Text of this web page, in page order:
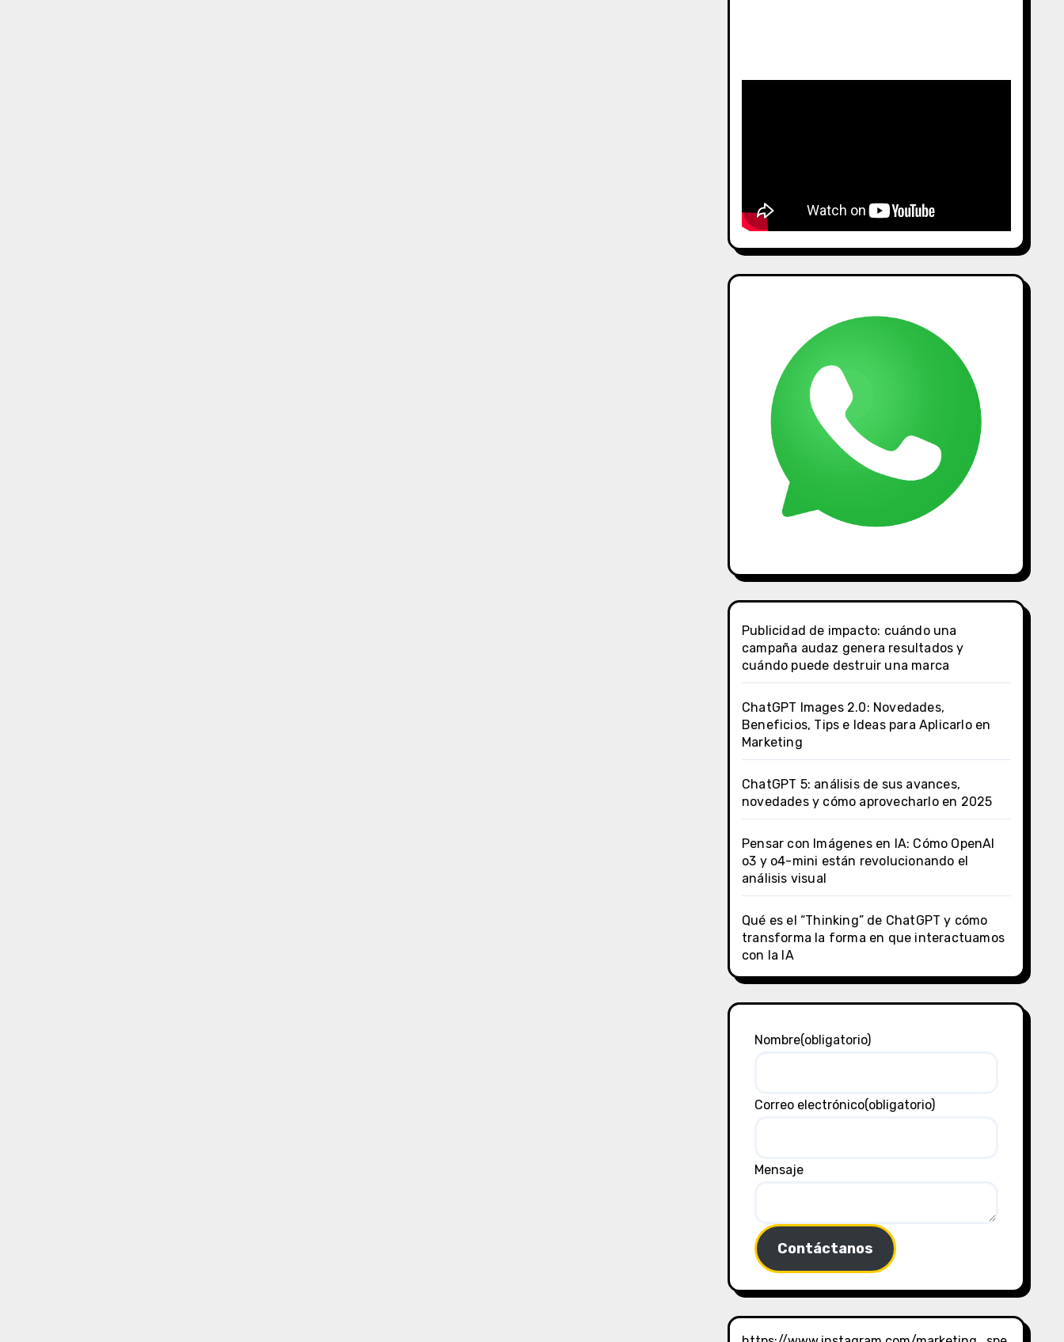
Publicidad de impacto: cuándo una
campaña audaz genera resultados y
cuándo puede destruir una marca
ChatGPT Images 2.0: Novedades,
Beneficios, Tips e Ideas para Aplicarlo en
Marketing
ChatGPT 5: análisis de sus avances,
novedades y cómo aprovecharlo en 2025
Pensar con Imágenes en IA: Cómo OpenAI
o3 y o4-mini están revolucionando el
análisis visual
Qué es el “Thinking” de ChatGPT y cómo
transforma la forma en que interactuamos
con la IA
Nombre(obligatorio)
Correo electrónico(obligatorio)
Mensaje
Contáctanos